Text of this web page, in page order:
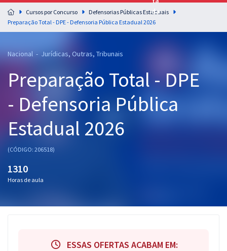
Preparação completa e intensiva para as principais
residências em saúde do Brasil
Cursos 20% OFF
Graduação
OAB
Mentorias
Cursos por Concurso
Defensorias Públicas Estaduais
Preparação Total - DPE - Defensoria Pública Estadual 2026
Nacional - Jurídicas, Outras, Tribunais
Preparação Total - DPE
- Defensoria Pública
Estadual 2026
(CÓDIGO: 206518)
1310
Horas de aula
ESSAS OFERTAS ACABAM EM: